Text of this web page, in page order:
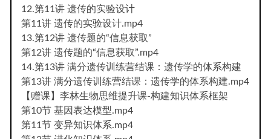
12.第11讲 遗传的实验设计
第11讲 遗传的实验设计.mp4
13.第12讲 遗传题的“信息获取”
第12讲 遗传题的“信息获取”.mp4
14.第13讲 满分遗传训练营结课：遗传学的体系构建
第13讲 满分遗传训练营结课：遗传学的体系构建.mp4
【赠课】李林生物思维提升课-构建知识体系框架
第10节 基因表达模型.mp4
第11节 变异知识体系.mp4